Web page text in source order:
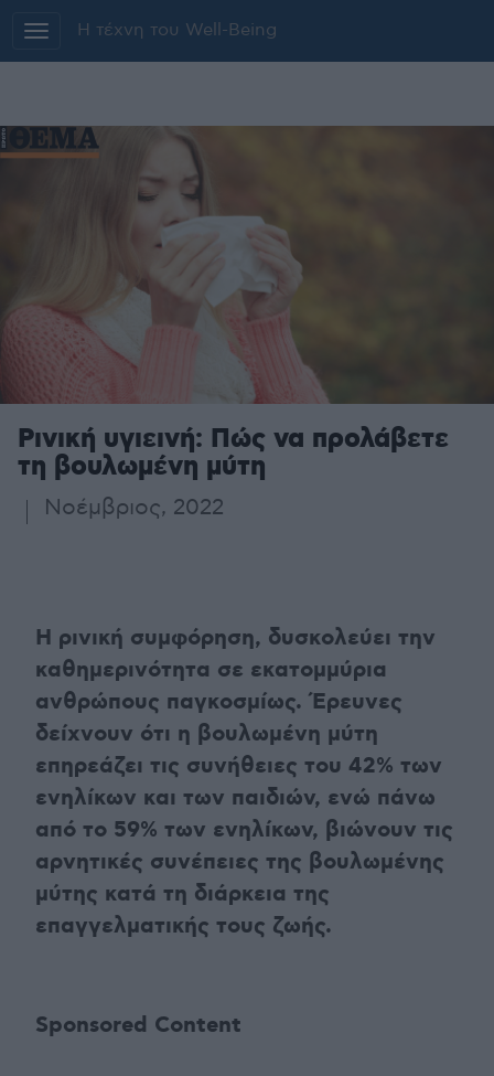
Additionally, paste this code immediately
after the opening tag:
περιεχόμενο
Η τέχνη του Well-Being
Ρινική υγιεινή: Πώς να προλάβετε
τη βουλωμένη μύτη
Νοέμβριος, 2022
Η ρινική συμφόρηση, δυσκολεύει την
καθημερινότητα σε εκατομμύρια
ανθρώπους παγκοσμίως. Έρευνες
δείχνουν ότι η βουλωμένη μύτη
επηρεάζει τις συνήθειες του 42% των
ενηλίκων και των παιδιών, ενώ πάνω
από το 59% των ενηλίκων, βιώνουν τις
αρνητικές συνέπειες της βουλωμένης
μύτης κατά τη διάρκεια της
επαγγελματικής τους ζωής.
Sponsored Content